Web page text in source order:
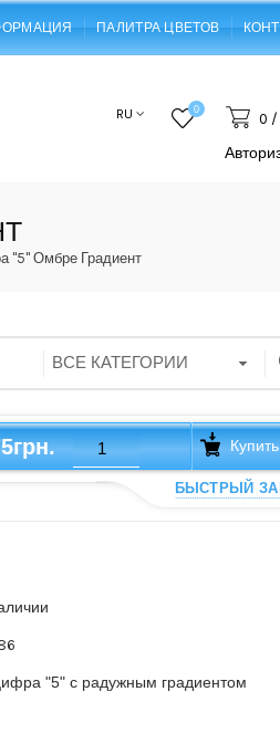
ПАЛИТРА ЦВЕТОВ
RU 0
0 /
"5" Омбре Градиент
Купить
БЫСТРЫЙ
"5" с радужным градиентом